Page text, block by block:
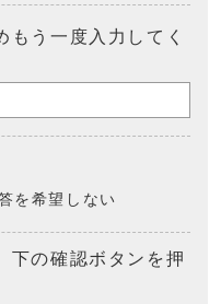
もう一度入力してく
を希望しない
下の確認ボタンを押